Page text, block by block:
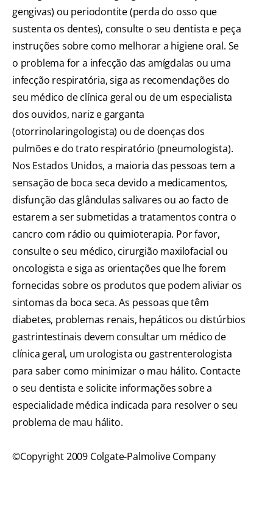
gengivas) ou periodontite (perda do osso que
sustenta os dentes), consulte o seu dentista e peça
instruções sobre como melhorar a higiene oral. Se
o problema for a infecção das amígdalas ou uma
infecção respiratória, siga as recomendações do
seu médico de clínica geral ou de um especialista
dos ouvidos, nariz e garganta
(otorrinolaringologista) ou de doenças dos
pulmões e do trato respiratório (pneumologista).
Nos Estados Unidos, a maioria das pessoas tem a
sensação de boca seca devido a medicamentos,
disfunção das glândulas salivares ou ao facto de
estarem a ser submetidas a tratamentos contra o
cancro com rádio ou quimioterapia. Por favor,
consulte o seu médico, cirurgião maxilofacial ou
oncologista e siga as orientações que lhe forem
fornecidas sobre os produtos que podem aliviar os
sintomas da boca seca. As pessoas que têm
diabetes, problemas renais, hepáticos ou distúrbios
gastrintestinais devem consultar um médico de
clínica geral, um urologista ou gastrenterologista
para saber como minimizar o mau hálito. Contacte
o seu dentista e solicite informações sobre a
especialidade médica indicada para resolver o seu
problema de mau hálito.
©Copyright 2009 Colgate-Palmolive Company